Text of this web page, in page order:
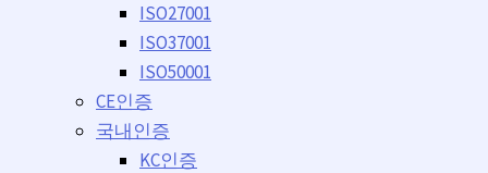
ISO27001
ISO37001
ISO50001
CE인증
국내인증
KC인증